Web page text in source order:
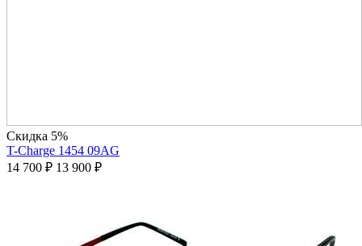
Скидка 5%
T-Charge 1454 09AG
14 700 ₽ 13 900 ₽